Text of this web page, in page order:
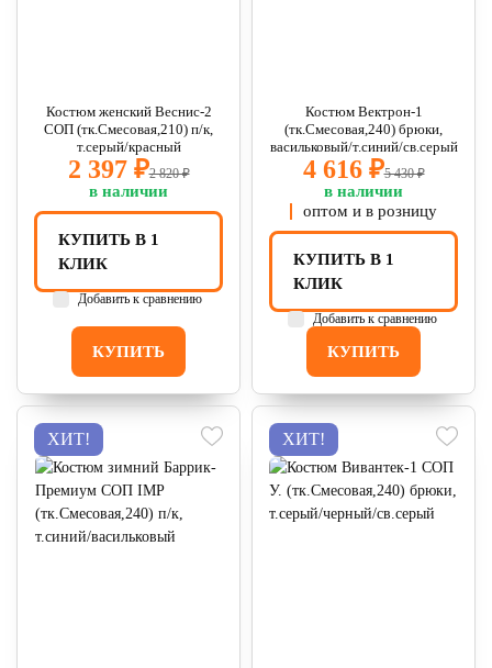
Костюм женский Веснис-2
СОП (тк.Смесовая,210) п/к,
т.серый/красный
2 397 ₽2 820 ₽
в наличии
КУПИТЬ
КУПИТЬ В 1
КЛИК
Добавить к сравнению
Костюм Вектрон-1
(тк.Смесовая,240) брюки,
васильковый/т.синий/св.серый
4 616 ₽5 430 ₽
в наличии
оптом и в розницу
КУПИТЬ
КУПИТЬ В 1
КЛИК
Добавить к сравнению
ХИТ! ХИТ!